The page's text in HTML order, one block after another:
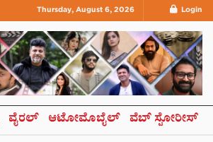
Thursday, August 6, 2026 Login
ವೈರಲ್ ಆಟೋಮೊಬೈಲ್ ವೆಬ್ ಸ್ಟೋರೀಸ್